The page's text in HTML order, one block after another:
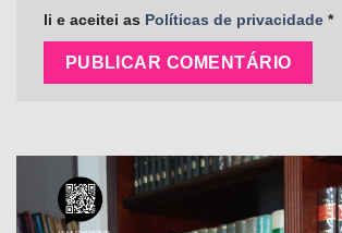
li e aceitei as Políticas de privacidade *